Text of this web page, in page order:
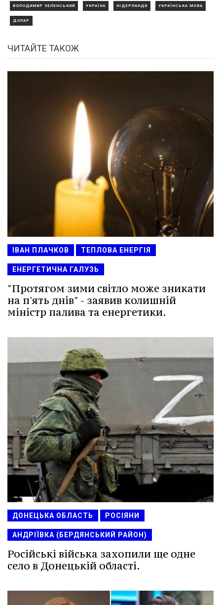
ВОЛОДИМИР ЗЕЛЕНСЬКИЙ УКРАЇНА НІДЕРЛАНДИ УКРАЇНСЬКА МОВА
ДОЛАР
ЧИТАЙТЕ ТАКОЖ
ІВАН ПЛАЧКОВ ТЕПЛОВА ЕНЕРГІЯ
ЕНЕРГЕТИЧНА ГАЛУЗЬ
"Протягом зими світло може зникати
на п'ять днів" - заявив колишній
міністр палива та енергетики.
ДОНЕЦЬКА ОБЛАСТЬ РОСІЯНИ
АНДРІЇВКА (БЕРДЯНСЬКИЙ РАЙОН)
Російські війська захопили ще одне
село в Донецькій області.